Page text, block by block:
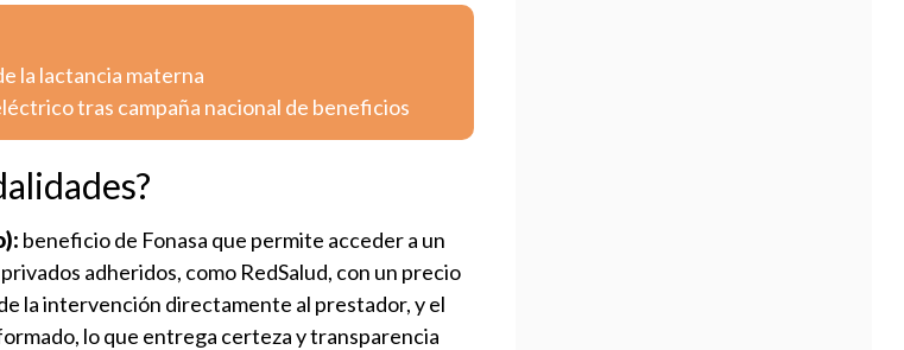
la lactancia materna
tras campaña nacional de beneficios
beneficio de Fonasa que permite acceder a un
adheridos, como RedSalud, con un precio
la intervención directamente al prestador, y el
lo que entrega certeza y transparencia